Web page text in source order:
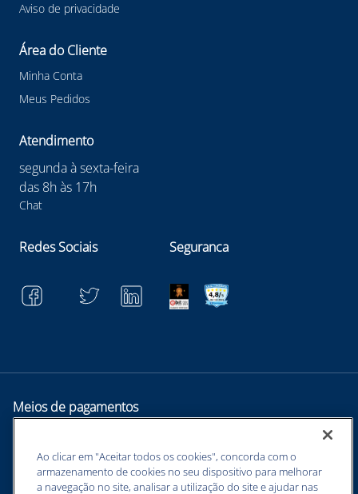
Aviso de privacidade
Área do Cliente
Minha Conta
Meus Pedidos
Atendimento
segunda à sexta-feira
das 8h às 17h
Chat
Redes Sociais Seguranca
Meios de pagamentos
Ao clicar em "Aceitar todos os cookies", concorda com o
armazenamento de cookies no seu dispositivo para melhorar
a navegação no site, analisar a utilização do site e ajudar nas